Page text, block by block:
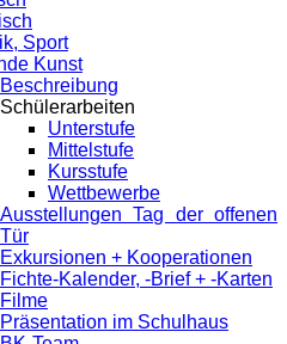
Sport
Kunst
Beschreibung
Schülerarbeiten
Unterstufe
Mittelstufe
Kursstufe
Wettbewerbe
Ausstellungen Tag der offenen
Tür
Exkursionen + Kooperationen
Fichte-Kalender, -Brief + -Karten
Filme
Präsentation im Schulhaus